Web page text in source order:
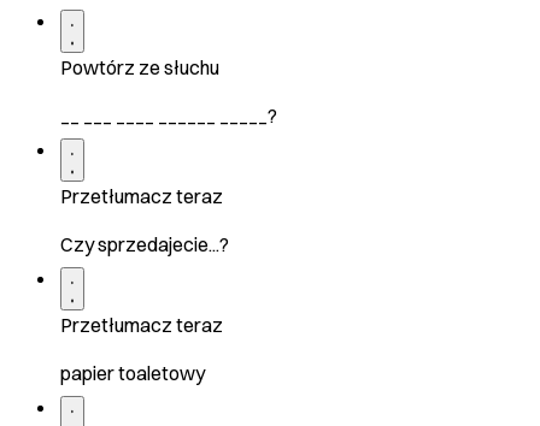
Powtórz ze słuchu
__ ___ ____ ______ _____?
Przetłumacz teraz
Czy sprzedajecie...?
Przetłumacz teraz
papier toaletowy